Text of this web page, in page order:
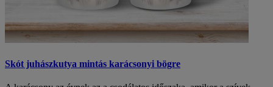
Skót juhászkutya mintás karácsonyi bögre